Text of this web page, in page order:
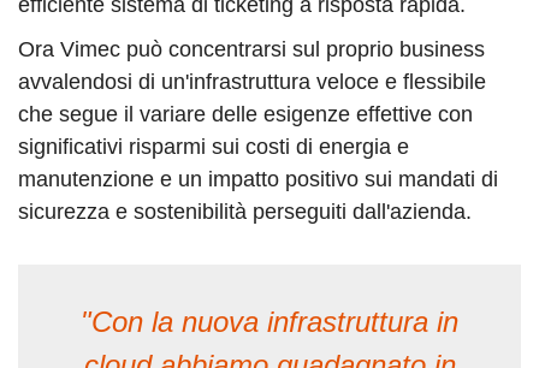
efficiente sistema di ticketing a risposta rapida.
Ora Vimec può concentrarsi sul proprio business
avvalendosi di un'infrastruttura veloce e flessibile
che segue il variare delle esigenze effettive con
significativi risparmi sui costi di energia e
manutenzione e un impatto positivo sui mandati di
sicurezza e sostenibilità perseguiti dall'azienda.
"Con la nuova infrastruttura in